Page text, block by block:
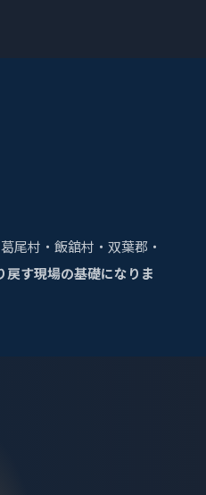
尾村・飯舘村・双葉郡・
す現場の基礎になりま